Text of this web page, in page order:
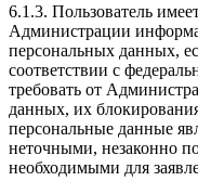
6.1.3. Пользователь
Администрации
персональных данных,
соответствии с
требовать от
данных, их
персональные данные
неточными, незаконно
необходимыми для